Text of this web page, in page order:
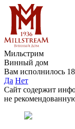
Мильстрим
Винный дом
Вам исполнилось 18
Да Нет
Сайт содержит
не